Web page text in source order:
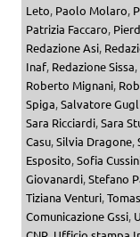
Leto, Paolo Molaro,
Patrizia Faccaro,
Redazione Asi,
Inaf, Redazione Sissa,
Roberto Mignani,
Spiga,Salvatore
Sara Ricciardi,Sara
Casu,Silvia Dragone,
Esposito,Sofia
Giovanardi,Stefano
Tiziana Venturi,
Comunicazione Gssi,